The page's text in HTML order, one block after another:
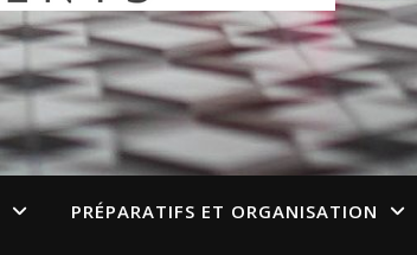
PRÉPARATIFS ET ORGANISATION